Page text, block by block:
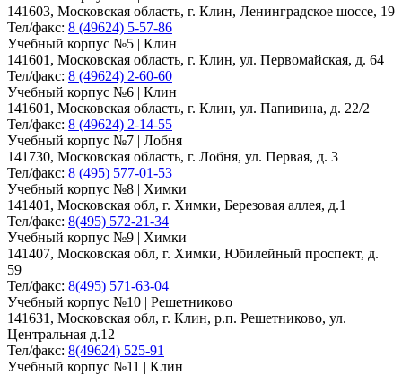
141603, Московская область, г. Клин, Ленинградское шоссе, 19
Тел/факс: 8 (49624) 5-57-86
Учебный корпус №5 | Клин
141601, Московская область, г. Клин, ул. Первомайская, д. 64
Тел/факс: 8 (49624) 2-60-60
Учебный корпус №6 | Клин
141601, Московская область, г. Клин, ул. Папивина, д. 22/2
Тел/факс: 8 (49624) 2-14-55
Учебный корпус №7 | Лобня
141730, Московская область, г. Лобня, ул. Первая, д. 3
Тел/факс: 8 (495) 577-01-53
Учебный корпус №8 | Химки
141401, Московская обл, г. Химки, Березовая аллея, д.1
Тел/факс: 8(495) 572-21-34
Учебный корпус №9 | Химки
141407, Московская обл, г. Химки, Юбилейный проспект, д.
59
Тел/факс: 8(495) 571-63-04
Учебный корпус №10 | Решетниково
141631, Московская обл, г. Клин, р.п. Решетниково, ул.
Центральная д.12
Тел/факс: 8(49624) 525-91
Учебный корпус №11 | Клин